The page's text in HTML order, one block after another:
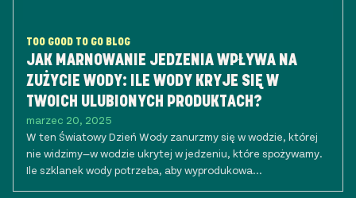
TOO GOOD TO GO BLOG
JAK MARNOWANIE JEDZENIA WPŁYWA NA
ZUŻYCIE WODY: ILE WODY KRYJE SIĘ W
TWOICH ULUBIONYCH PRODUKTACH?
marzec 20, 2025
W ten Światowy Dzień Wody zanurzmy się w wodzie, której
nie widzimy—w wodzie ukrytej w jedzeniu, które spożywamy.
Ile szklanek wody potrzeba, aby wyprodukowa...